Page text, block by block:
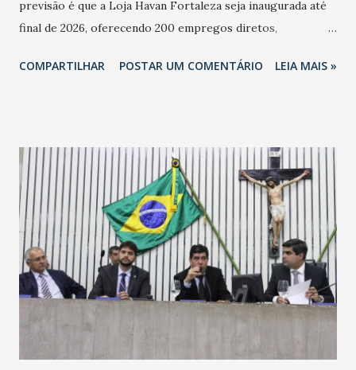
previsão é que a Loja Havan Fortaleza seja inaugurada até
final de 2026, oferecendo 200 empregos diretos,
Havan Fortaleza ainda não foi anunciada oficialmente, mas
COMPARTILHAR POSTAR UM COMENTÁRIO LEIA MAIS »